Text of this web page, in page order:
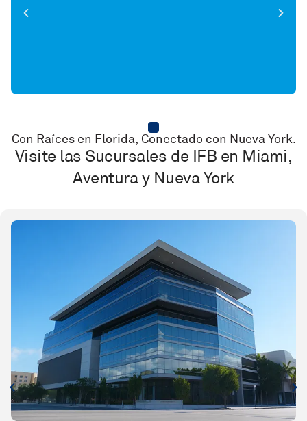
Con Raíces en Florida, Conectado con Nueva York.
Visite las Sucursales de IFB en Miami,
Aventura y Nueva York